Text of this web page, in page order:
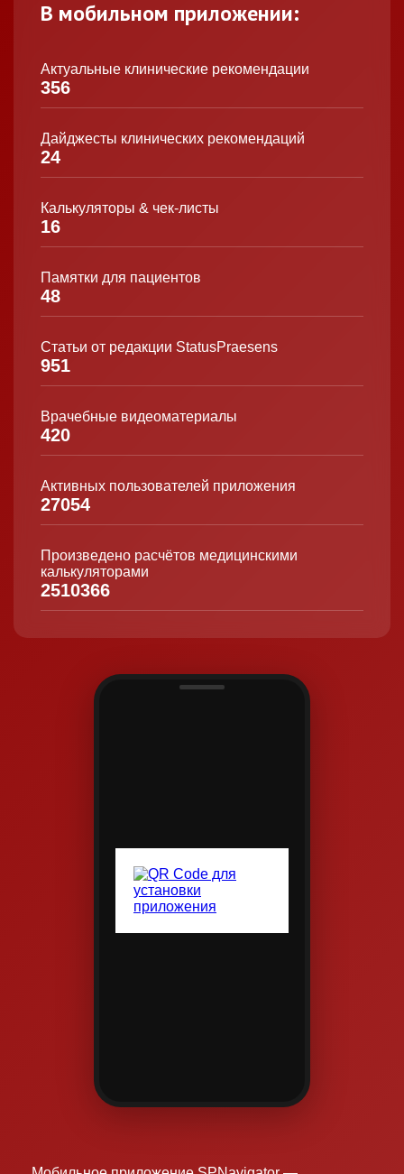
В мобильном приложении:
Актуальные клинические рекомендации
356
Дайджесты клинических рекомендаций
24
Калькуляторы & чек-листы
16
Памятки для пациентов
48
Статьи от редакции StatusPraesens
951
Врачебные видеоматериалы
420
Активных пользователей приложения
27054
Произведено расчётов медицинскими
калькуляторами
2510366